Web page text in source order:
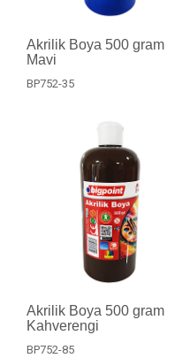
Akrilik Boya 500 gram
Mavi
BP752-35
Akrilik Boya 500 gram
Kahverengi
BP752-85